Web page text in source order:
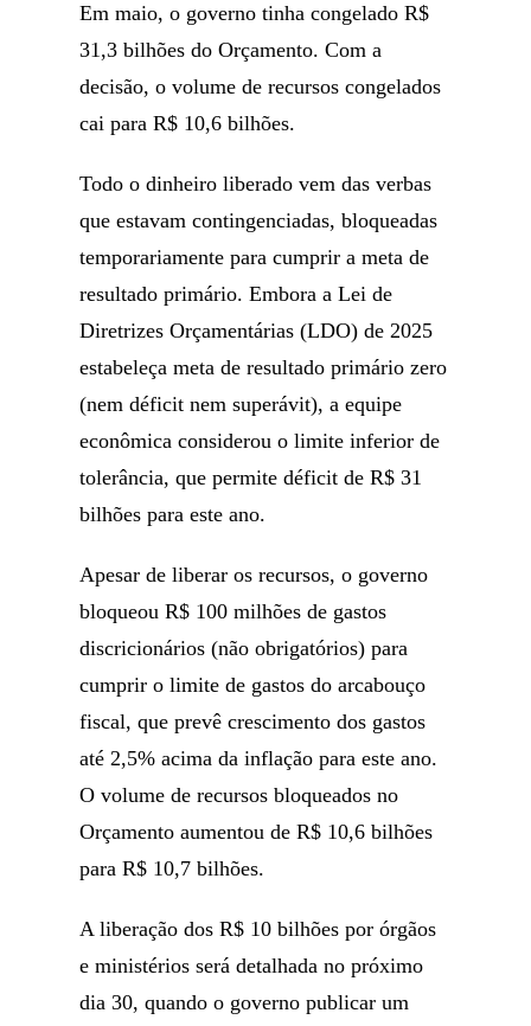
Em maio, o governo tinha congelado R$
31,3 bilhões do Orçamento. Com a
decisão, o volume de recursos congelados
cai para R$ 10,6 bilhões.
Todo o dinheiro liberado vem das verbas
que estavam contingenciadas, bloqueadas
temporariamente para cumprir a meta de
resultado primário. Embora a Lei de
Diretrizes Orçamentárias (LDO) de 2025
estabeleça meta de resultado primário zero
(nem déficit nem superávit), a equipe
econômica considerou o limite inferior de
tolerância, que permite déficit de R$ 31
bilhões para este ano.
Apesar de liberar os recursos, o governo
bloqueou R$ 100 milhões de gastos
discricionários (não obrigatórios) para
cumprir o limite de gastos do arcabouço
fiscal, que prevê crescimento dos gastos
até 2,5% acima da inflação para este ano.
O volume de recursos bloqueados no
Orçamento aumentou de R$ 10,6 bilhões
para R$ 10,7 bilhões.
A liberação dos R$ 10 bilhões por órgãos
e ministérios será detalhada no próximo
dia 30, quando o governo publicar um